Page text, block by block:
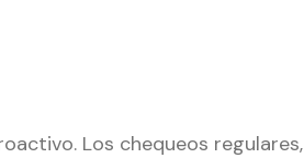
Los chequeos regulares,